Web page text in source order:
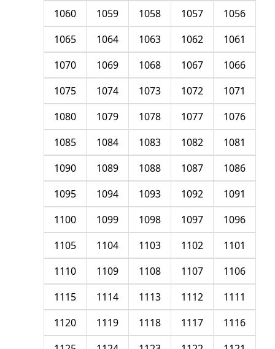
1056
1057
1058
1059
1060
1061
1062
1063
1064
1065
1066
1067
1068
1069
1070
1071
1072
1073
1074
1075
1076
1077
1078
1079
1080
1081
1082
1083
1084
1085
1086
1087
1088
1089
1090
1091
1092
1093
1094
1095
1096
1097
1098
1099
1100
1101
1102
1103
1104
1105
1106
1107
1108
1109
1110
1111
1112
1113
1114
1115
1116
1117
1118
1119
1120